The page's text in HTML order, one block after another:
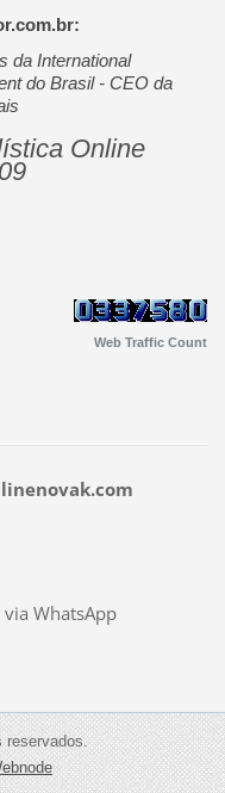
da International
do Brasil - CEO da
Online
Web Traffic Count
WhatsApp
reservados.